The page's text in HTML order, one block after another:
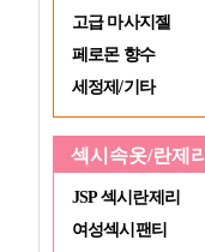
고급 마사지젤
페로몬 향수
세정제/기타
섹시속옷/란제리
JSP 섹시란제리
여성섹시팬티